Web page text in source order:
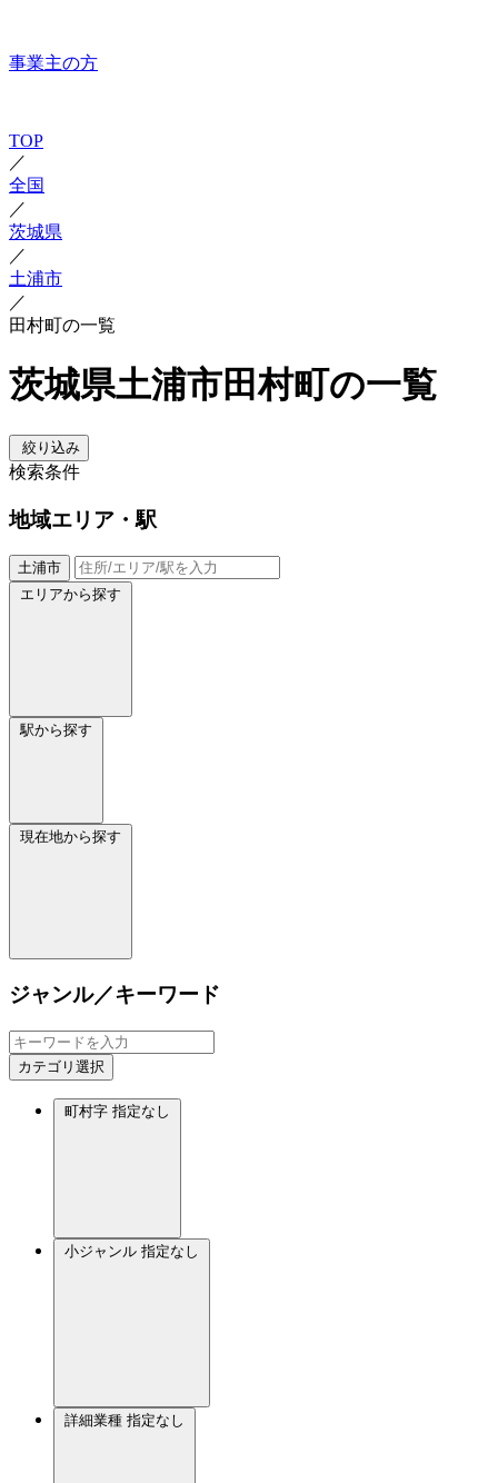
事業主の方
TOP
／
全国
／
茨城県
／
土浦市
／
田村町の一覧
茨城県土浦市田村町の一覧
絞り込み
検索条件
地域エリア・駅
土浦市
エリアから探す
駅から探す
現在地から探す
ジャンル／キーワード
カテゴリ選択
町村字 指定なし
小ジャンル 指定なし
詳細業種 指定なし